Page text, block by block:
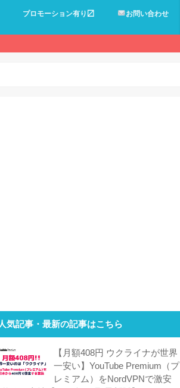
プロモーション有り〼 お問い合わせ
人気記事・最新の記事はこちら
【月額408円 ウクライナが世界
一安い】YouTube Premium（プ
レミアム）をNordVPNで激安